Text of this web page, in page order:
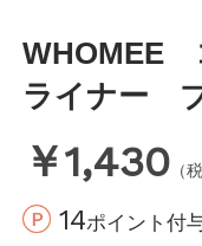
WHOMEE
ライナー
￥1,430 （
14ポイント付